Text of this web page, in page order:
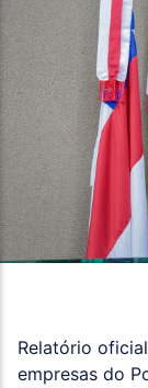
Relatório
empresas do